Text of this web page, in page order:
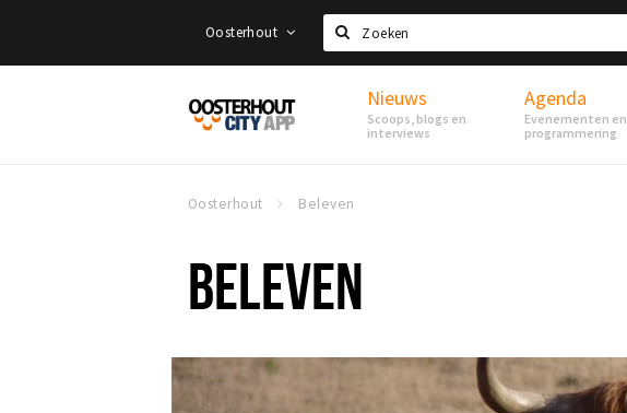
Oosterhout
Zoeken
Proef
Oosterhout
Nieuws
Scoops, blogs en
interviews
Agenda
Evenementen en
programmering
Oosterhout Beleven
BELEVEN